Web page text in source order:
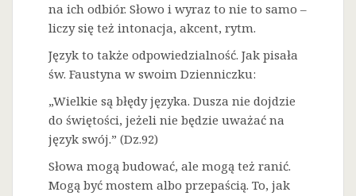
na ich odbiór. Słowo i wyraz to nie to samo –
liczy się też intonacja, akcent, rytm.
Język to także odpowiedzialność. Jak pisała
św. Faustyna w swoim Dzienniczku:
„Wielkie są błędy języka. Dusza nie dojdzie
do świętości, jeżeli nie będzie uważać na
język swój.” (Dz.92)
Słowa mogą budować, ale mogą też ranić.
Mogą być mostem albo przepaścią. To, jak